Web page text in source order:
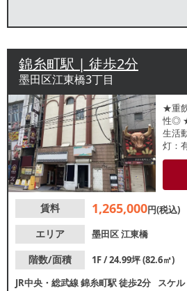
錦糸町駅 | 徒歩2分
墨田区江東橋3丁目
★重
性◎
生活動線沿
灯
ス：
無
状態
高】約2.6ｍ ※
ん。
賃料 1,265,000円(税込)
エリア
墨田区江東橋
階数/面積
1F / 24.99坪 (82.6㎡)
JR中央・総武線錦糸町駅徒歩2分 スケ